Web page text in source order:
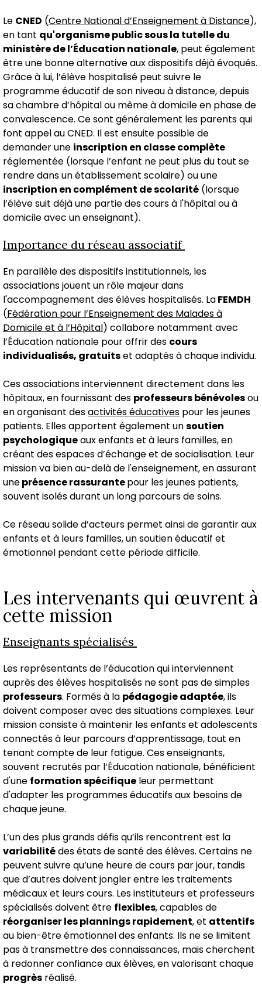
Le CNED (Centre National d’Enseignement à Distance),
en tant qu'organisme public sous la tutelle du
ministère de l’Éducation nationale, peut également
être une bonne alternative aux dispositifs déjà évoqués.
Grâce à lui, l’élève hospitalisé peut suivre le
programme éducatif de son niveau à distance, depuis
sa chambre d’hôpital ou même à domicile en phase de
convalescence. Ce sont généralement les parents qui
font appel au CNED. Il est ensuite possible de
demander une inscription en classe complète
réglementée (lorsque l’enfant ne peut plus du tout se
rendre dans un établissement scolaire) ou une
inscription en complément de scolarité (lorsque
l’élève suit déjà une partie des cours à l'hôpital ou à
domicile avec un enseignant).
Importance du réseau associatif
En parallèle des dispositifs institutionnels, les
associations jouent un rôle majeur dans
l'accompagnement des élèves hospitalisés. LaFEMDH
(Fédération pour l’Enseignement des Malades à
Domicile et à l’Hôpital) collabore notamment avec
l’Éducation nationale pour offrir des cours
individualisés, gratuitset adaptés à chaque individu.
Ces associations interviennent directement dans les
hôpitaux, en fournissant des professeurs bénévolesou
en organisant desactivités éducatives pour les jeunes
patients. Elles apportent également unsoutien
psychologiqueaux enfants et à leurs familles, en
créant des espaces d’échange et de socialisation. Leur
mission va bien au-delà de l'enseignement, en assurant
uneprésence rassurantepour les jeunes patients,
souvent isolés durant un long parcours de soins.
Ce réseau solide d’acteurs permet ainsi de garantir aux
enfants et à leurs familles, un soutien éducatif et
émotionnel pendant cette période difficile.
Les intervenants qui œuvrent à
cette mission
Enseignants spécialisés
Les représentants de l’éducation qui interviennent
auprès des élèves hospitalisés ne sont pas de simples
professeurs. Formés à la pédagogie adaptée, ils
doivent composer avec des situations complexes. Leur
mission consiste à maintenir les enfants et adolescents
connectés à leur parcours d’apprentissage, tout en
tenant compte de leur fatigue. Ces enseignants,
souvent recrutés par l’Éducation nationale, bénéficient
d'une formation spécifique leur permettant
d'adapter les programmes éducatifs aux besoins de
chaque jeune.
L’un des plus grands défis qu’ils rencontrent est la
variabilitédes états de santé des élèves. Certains ne
peuvent suivre qu’une heure de cours par jour, tandis
que d’autres doivent jongler entre les traitements
médicaux et leurs cours. Les instituteurs et professeurs
spécialisés doivent être flexibles, capables de
réorganiser les plannings rapidement, et attentifs
au bien-être émotionnel des enfants. Ils ne se limitent
pas à transmettre des connaissances, mais cherchent
à redonner confiance aux élèves, en valorisant chaque
progrès réalisé.